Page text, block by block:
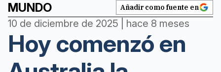
MUNDO Añadir como fuente en
10 de diciembre de 2025 | hace 8 meses
Hoy comenzó en